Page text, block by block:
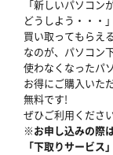
「新しいパソコ
どうしよう・・・
買い取ってもらえ
なのが、パソコン
使わなくなったパ
お得にご購入いた
無料です!
ぜひご利用くださ
※お申し込みの際
「下取りサービス